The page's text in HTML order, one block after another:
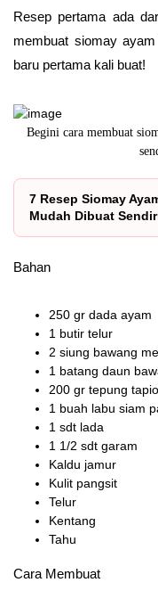
Resep pertama ada
membuat siomay
baru pertama kali buat!
Cara membuat
7 Resep Siomay
Mudah Dibuat
Bahan
250 gr dada ayam
1 butir telur
2 siung bawang
1 batang daun
200 gr tepung
1 buah labu siam
1 sdt lada
1 1/2 sdt garam
Kaldu jamur
Kulit pangsit
Telur
Kentang
Tahu
Cara Membuat